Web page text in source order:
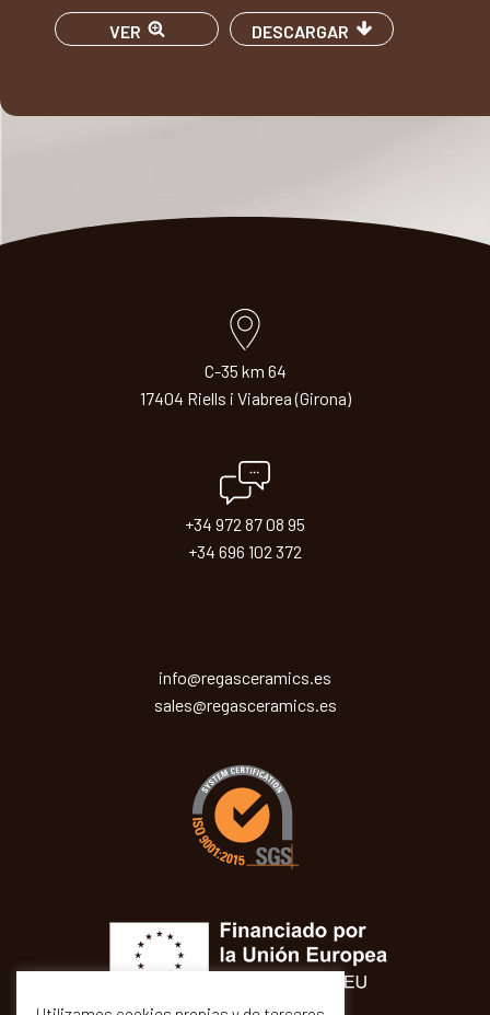
VER DESCARGAR
C-35 km 64
17404 Riells i Viabrea (Girona)
+34 972 87 08 95
+34 696 102 372
info@regasceramics.es
sales@regasceramics.es